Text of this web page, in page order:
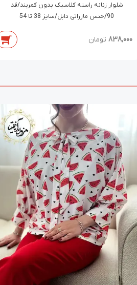
شلوار زنانه راسته کلاسیک بدون کمربند/قد
90/جنس مازراتی دابل/سایز 38 تا 54
838,000 تومان